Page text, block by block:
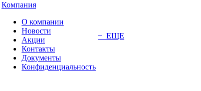
Компания
О компании
Новости
Акции
Контакты
Документы
Конфиденциальность
+ ЕЩЕ